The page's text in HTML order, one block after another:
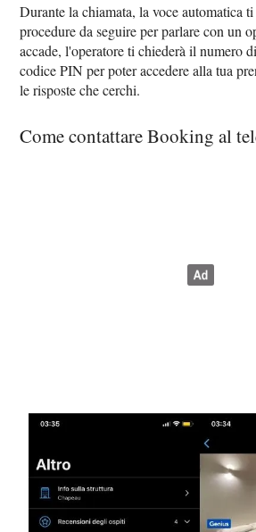
Durante la chiamata, la voce automatica
procedure da seguire per parlare con un
accade, l'operatore ti chiederà il numero
codice PIN per poter accedere alla tua
le risposte che cerchi.
Come contattare Booking al